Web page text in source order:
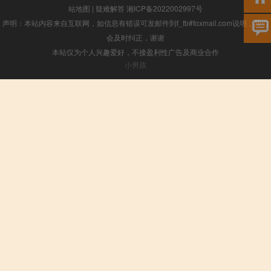
站地图 | 疑难解答 湘ICP备2022002997号
声明：本站内容来自互联网，如信息有错误可发邮件到f_fb#foxmail.com说明，我们
会及时纠正，谢谢
本站仅为个人兴趣爱好，不接盈利性广告及商业合作
小男孩